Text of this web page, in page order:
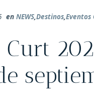
en NEWS,Destinos,Eventos
Curt